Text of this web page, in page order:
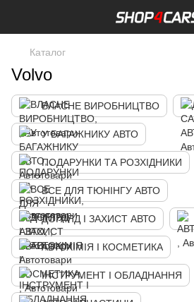
Каталог
Volvo
ВЛАСНЕ ВИРОБНИЦТВО
У БАГАЖНИКУ АВТО
ПОДАРУНКИ ТА РОЗХІДНИКИ
ВСЕ ДЛЯ ТЮНІНГУ АВТО
ДОГЛЯД І ЗАХИСТ АВТО
АВТОХІМІЯ І КОСМЕТИКА
ІНСТРУМЕНТ І ОБЛАДНАННЯ